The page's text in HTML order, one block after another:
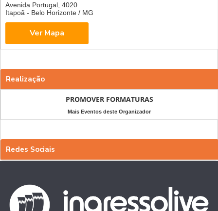
Avenida Portugal, 4020
Itapoã - Belo Horizonte / MG
Realização
PROMOVER FORMATURAS
Mais Eventos deste Organizador
Redes Sociais